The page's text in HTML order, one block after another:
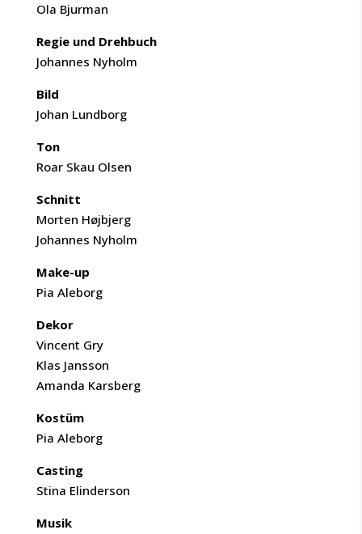
Ola Bjurman
Regie und Drehbuch
Johannes Nyholm
Bild
Johan Lundborg
Ton
Roar Skau Olsen
Schnitt
Morten Højbjerg
Johannes Nyholm
Make-up
Pia Aleborg
Dekor
Vincent Gry
Klas Jansson
Amanda Karsberg
Kostüm
Pia Aleborg
Casting
Stina Elinderson
Musik